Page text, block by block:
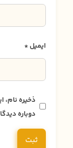
ایمیل*
ذخیره نام،
دوباره